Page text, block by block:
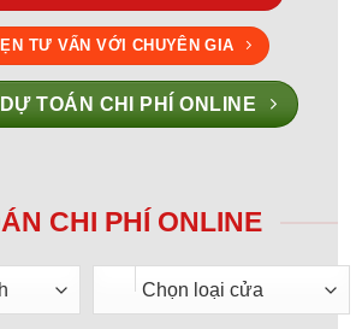
TƯ VẤN VỚI CHUYÊN GIA
TOÁN CHI PHÍ ONLINE
CHI PHÍ ONLINE